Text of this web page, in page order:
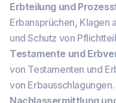
Erbteilung und
Erbansprüchen, Klagen
und Schutz von
Testamente und
von Testamenten und
von Erbausschlagungen.
Nachlassermittlung